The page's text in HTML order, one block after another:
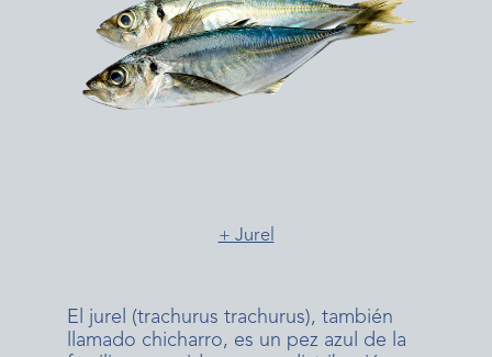
+ Jurel
El jurel (trachurus trachurus), también
llamado chicharro, es un pez azul de la